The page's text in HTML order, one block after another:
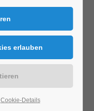
Cookie-Details